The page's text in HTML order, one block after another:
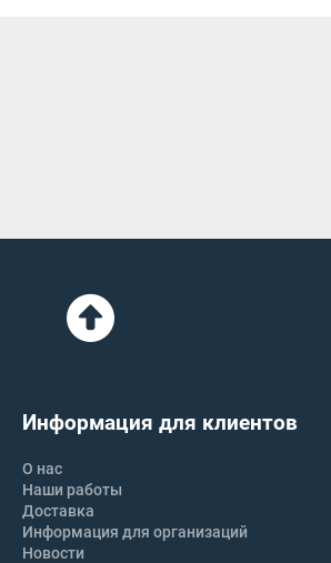
Информация для клиентов
О нас
Наши работы
Доставка
Информация для организаций
Новости